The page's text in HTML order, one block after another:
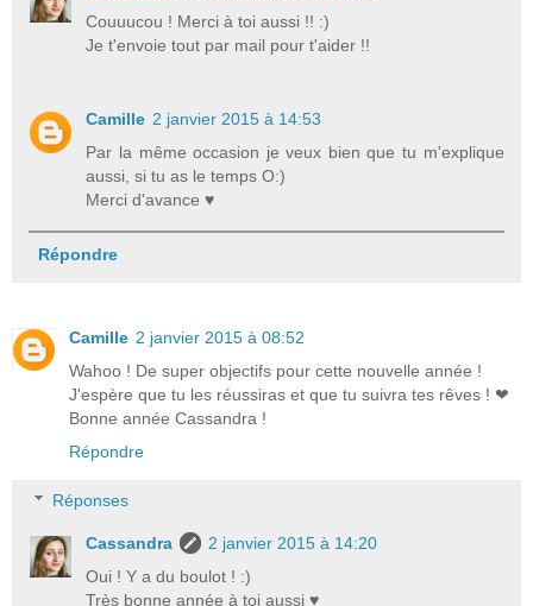
Couuucou ! Merci à toi aussi !! :)
Je t'envoie tout par mail pour t'aider !!
Camille 2 janvier 2015 à 14:53
Par la même occasion je veux bien que tu m'explique
aussi, si tu as le temps O:)
Merci d'avance ♥
Répondre
Camille 2 janvier 2015 à 08:52
Wahoo ! De super objectifs pour cette nouvelle année !
J'espère que tu les réussiras et que tu suivra tes rêves ! ❤
Bonne année Cassandra !
Répondre
Réponses
Cassandra
2 janvier 2015 à 14:20
Oui ! Y a du boulot ! :)
Très bonne année à toi aussi ♥